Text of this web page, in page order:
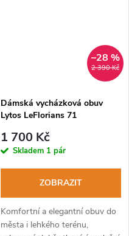
2 390 Kč
–28 %
Dámská vycházková obuv
Lytos LeFlorians 71
1 700 Kč
Skladem 1 pár
ZOBRAZIT
Komfortní a elegantní obuv do
města i lehkého terénu,